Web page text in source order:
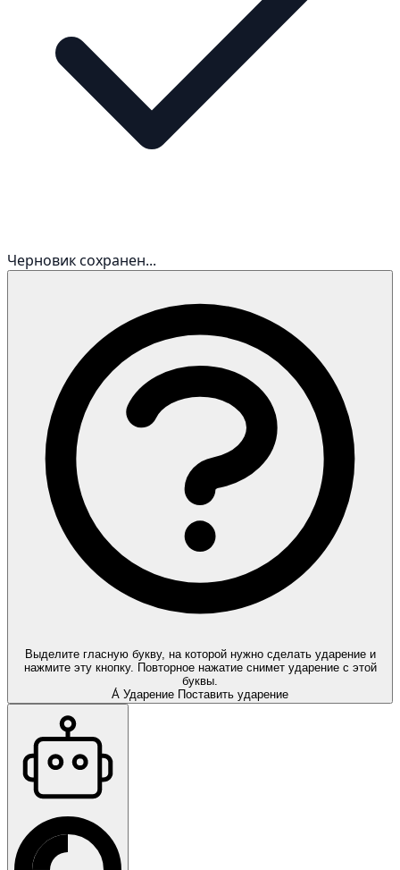
Черновик сохранен...
Выделите гласную букву, на которой нужно сделать ударение и
нажмите эту кнопку. Повторное нажатие снимет ударение с этой
буквы.
А́ Ударение Поставить ударение